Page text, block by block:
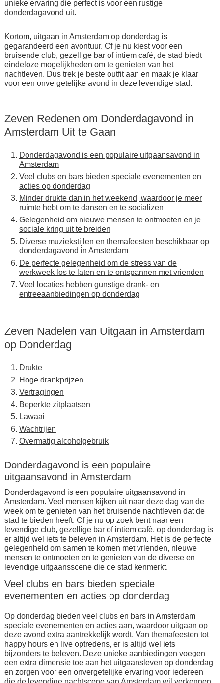
unieke ervaring die perfect is voor een rustige
donderdagavond uit.
Kortom, uitgaan in Amsterdam op donderdag is
gegarandeerd een avontuur. Of je nu kiest voor een
bruisende club, gezellige bar of intiem café, de stad biedt
eindeloze mogelijkheden om te genieten van het
nachtleven. Dus trek je beste outfit aan en maak je klaar
voor een onvergetelijke avond in deze levendige stad.
Zeven Redenen om Donderdagavond in
Amsterdam Uit te Gaan
Donderdagavond is een populaire uitgaansavond in
Amsterdam
Veel clubs en bars bieden speciale evenementen en
acties op donderdag
Minder drukte dan in het weekend, waardoor je meer
ruimte hebt om te dansen en te socializen
Gelegenheid om nieuwe mensen te ontmoeten en je
sociale kring uit te breiden
Diverse muziekstijlen en themafeesten beschikbaar op
donderdagavond in Amsterdam
De perfecte gelegenheid om de stress van de
werkweek los te laten en te ontspannen met vrienden
Veel locaties hebben gunstige drank- en
entreeaanbiedingen op donderdag
Zeven Nadelen van Uitgaan in Amsterdam
op Donderdag
Drukte
Hoge drankprijzen
Vertragingen
Beperkte zitplaatsen
Lawaai
Wachtrijen
Overmatig alcoholgebruik
Donderdagavond is een populaire
uitgaansavond in Amsterdam
Donderdagavond is een populaire uitgaansavond in
Amsterdam. Veel mensen kijken uit naar deze dag van de
week om te genieten van het bruisende nachtleven dat de
stad te bieden heeft. Of je nu op zoek bent naar een
levendige club, gezellige bar of intiem café, op donderdag is
er altijd wel iets te beleven in Amsterdam. Het is de perfecte
gelegenheid om samen te komen met vrienden, nieuwe
mensen te ontmoeten en te genieten van de diverse en
levendige uitgaansscene die de stad kenmerkt.
Veel clubs en bars bieden speciale
evenementen en acties op donderdag
Op donderdag bieden veel clubs en bars in Amsterdam
speciale evenementen en acties aan, waardoor uitgaan op
deze avond extra aantrekkelijk wordt. Van themafeesten tot
happy hours en live optredens, er is altijd wel iets
bijzonders te beleven. Deze unieke aanbiedingen voegen
een extra dimensie toe aan het uitgaansleven op donderdag
en zorgen voor een onvergetelijke ervaring voor iedereen